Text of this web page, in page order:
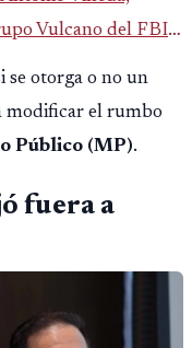
Vulcano del FBI
tras un intento
del Ministerio
se otorga o no un
modificar el rumbo
Público (MP).
fuera a